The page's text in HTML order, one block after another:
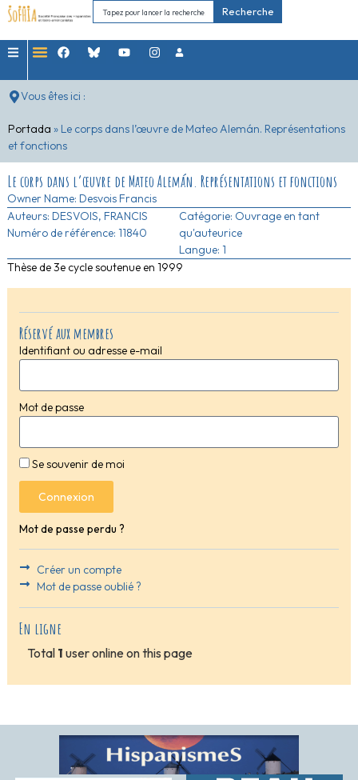
Recherche
Vous êtes ici :
Portada » Le corps dans l’œuvre de Mateo Alemán. Représentations
et fonctions
Réservé aux membres
Identifiant ou adresse e-mail
Mot de passe
Se souvenir de moi
Connexion
Mot de passe perdu ?
Créer un compte
Mot de passe oublié ?
En ligne
Total 1 user online on this page
Le corps dans l’œuvre de Mateo Alemán. Représentations et fonctions
Owner Name: Desvois Francis
Auteurs: DESVOIS, FRANCIS
Numéro de référence: 11840
Catégorie: Ouvrage en tant
qu'auteurice
Langue: 1
Thèse de 3e cycle soutenue en 1999